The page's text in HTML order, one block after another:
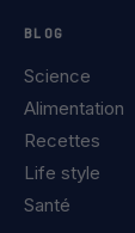
BLOG
Science
Alimentation
Recettes
Life style
Santé